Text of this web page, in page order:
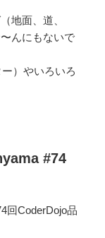
地面、道、
んにもないで
）やいろいろ
#74
回CoderDojo品